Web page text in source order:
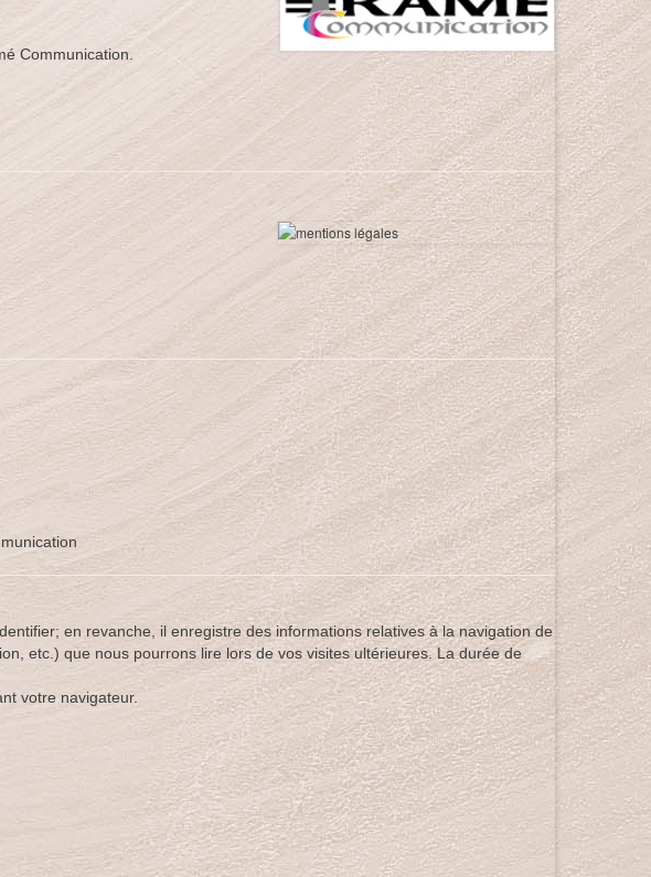
Communication.
en revanche, il enregistre des informations relatives à la navigation de
etc.) que nous pourrons lire lors de vos visites ultérieures. La durée de
votre navigateur.